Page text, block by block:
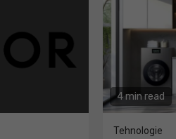
4 min read
Tehnologie